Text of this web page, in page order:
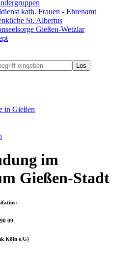
kath. Frauen - Ehrenamt
St. Albertus
Gießen-Wetzlar
Los
in Gießen
im
Gießen-Stadt
09
Köln e.G)